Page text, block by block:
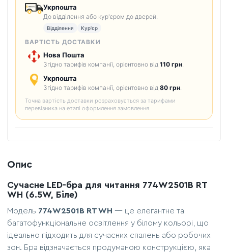
Укрпошта
До відділення або кур'єром до дверей.
Відділення Кур'єр
ВАРТІСТЬ ДОСТАВКИ
Нова Пошта
Згідно тарифів компанії, орієнтовно від 110 грн
Укрпошта
Згідно тарифів компанії, орієнтовно від 80 грн
Точна вартість доставки розраховується за тарифами
перевізника на етапі оформлення замовлення.
Опис
Сучасне LED-бра для читання 774W2501B RT
WH (6.5W, Біле)
Модель 774W2501B RT WH — це елегантне та
багатофункціональне освітлення у білому кольорі, що
ідеально підходить для сучасних спалень або робочих
зон. Бра відзначається продуманою конструкцією, яка